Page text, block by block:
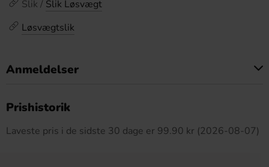
Slik / Slik Løsvægt
Løsvægtslik
Anmeldelser
Prishistorik
Laveste pris i de sidste 30 dage er 99.90 kr (2026-08-07)